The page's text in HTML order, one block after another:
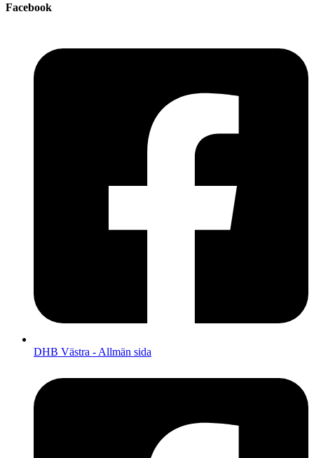
Facebook
DHB Västra - Allmän sida